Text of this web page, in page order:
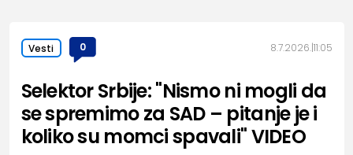
Vesti 0 8.7.2026. 11:05
Selektor Srbije: "Nismo ni mogli da
se spremimo za SAD – pitanje je i
koliko su momci spavali" VIDEO